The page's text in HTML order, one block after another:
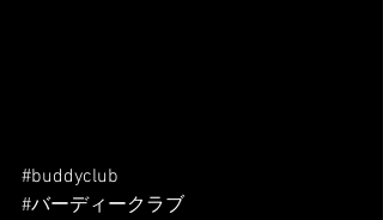
#buddyclub
#バーディークラブ